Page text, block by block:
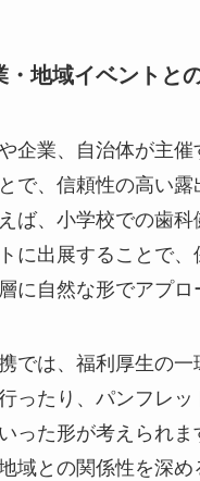
・地域イベントと
企業、自治体が主催
で、信頼性の高い露
ば、小学校での歯
に出展することで
に自然な形でアプロ
では、福利厚生の一
ったり、パンフレッ
った形が考えられま
域との関係性を深